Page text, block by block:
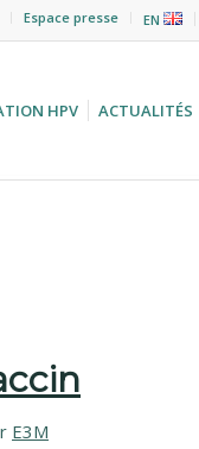
Espace presse EN
HPV ACTUALITÉS
E3M